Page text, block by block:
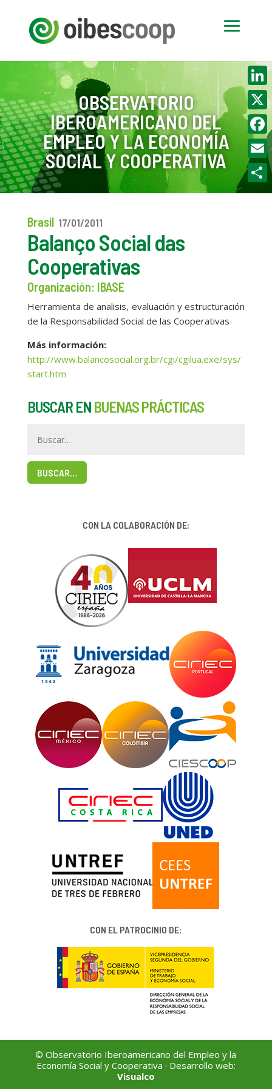
OBSERVATORIO
IBEROAMERICANO DEL
EMPLEO Y LA ECONOMÍA
SOCIAL Y COOPERATIVA
Brasil 17/01/2011
Balanço Social das
Cooperativas
Organización: IBASE
Herramienta de analisis, evaluación y estructuración
de la Responsabilidad Social de las Cooperativas
Más información:
http://www.balancosocial.org.br/cgi/cgilua.exe/sys/
start.htm
BUSCAR EN BUENAS PRÁCTICAS
BUSCAR…
CON LA COLABORACIÓN DE:
CON EL PATROCINIO DE:
© Observatorio Iberoamericano del Empleo y la
Economía Social y Cooperativa · Desarrollo web:
Visualco
X
Email